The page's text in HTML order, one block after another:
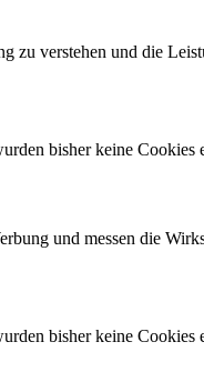
zu verstehen und die
bisher keine Cookies
und messen die
bisher keine Cookies